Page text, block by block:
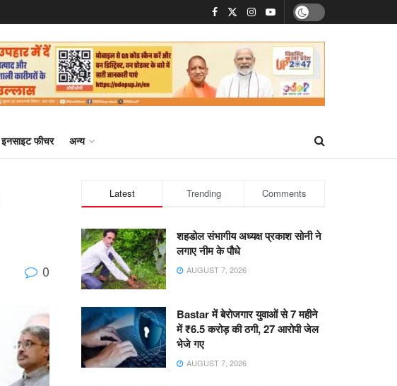
इनसाइट फीचर अन्य
0
Latest Trending Comments
शहडोल संभागीय अध्यक्ष प्रकाश सोनी ने
लगाए नीम के पौधे
AUGUST 7, 2026
Bastar में बेरोजगार युवाओं से 7 महीने
में ₹6.5 करोड़ की ठगी, 27 आरोपी जेल
भेजे गए
AUGUST 7, 2026